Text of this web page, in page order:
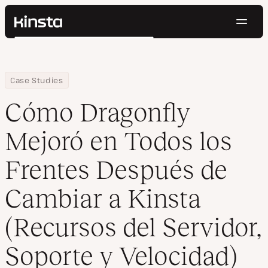
Kinsta®
Precios
Contacto
Buscar
Home
Empresa
Case Studies
Cómo Dragonfly Mejoró en Todos los Frentes Después de
Cómo Dragonfly
Mejoró en Todos los
Frentes Después de
Cambiar a Kinsta
(Recursos del Servidor,
Soporte y Velocidad)